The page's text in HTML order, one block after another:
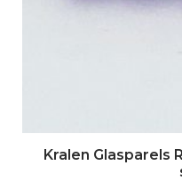
Kralen Glasparels